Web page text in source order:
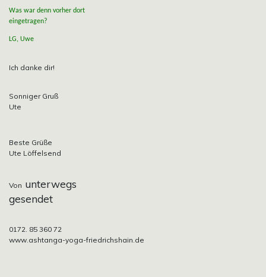
Was war denn vorher dort
eingetragen?
LG, Uwe
Ich danke dir!
Sonniger Gruß
Ute
Beste Grüße
Ute Löffelsend
Von unterwegs
gesendet
0172. 85 360 72
www.ashtanga-yoga-friedrichshain.de